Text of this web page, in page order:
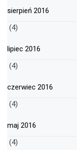
sierpień 2016
(4)
lipiec 2016
(4)
czerwiec 2016
(4)
maj 2016
(4)